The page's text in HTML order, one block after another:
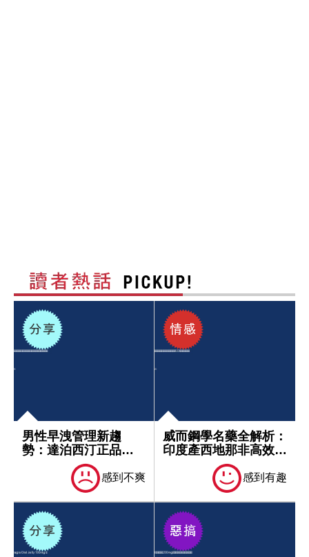
男性早洩管理新趨
勢：達泊西汀正品取
得指南與安全選擇...
感到不爽
威而鋼學名藥全解析：
印度產西地那非高效解
決ED問題...
感到有趣